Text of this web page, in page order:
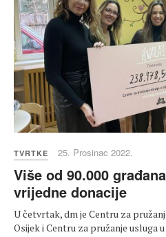
TVRTKE 25. Prosinac 2022.
Više od 90.000
vrijedne donacije
U četvrtak, dm je Centru za
Osijek i Centru za pružanje usluga